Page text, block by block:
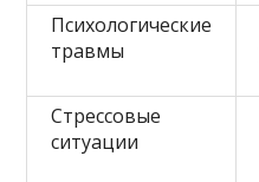
Психологические
травмы
Стрессовые
ситуации